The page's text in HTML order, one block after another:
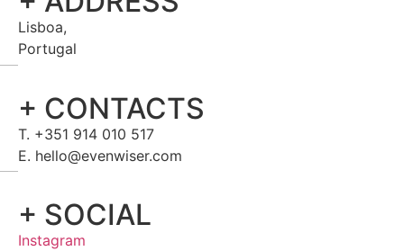
Lisboa,
Portugal
+ CONTACTS
T. +351 914 010 517
E. hello@evenwiser.com
+ SOCIAL
Instagram